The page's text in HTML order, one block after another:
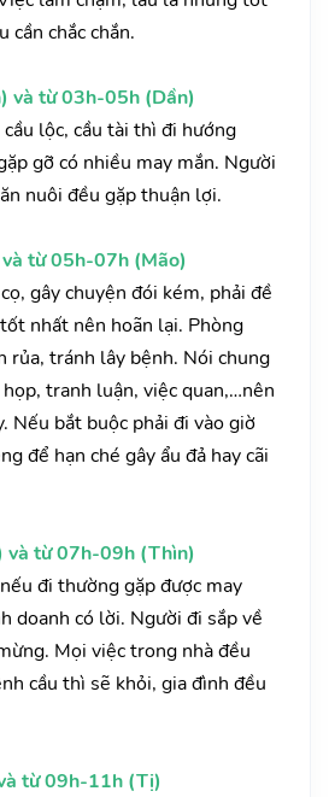
cần chắc chắn.
và từ 03h-05h (Dần)
lộc, cầu tài thì đi hướng
gỡ có nhiều may mắn. Người
nuôi đều gặp thuận lợi.
từ 05h-07h (Mão)
gây chuyện đói kém, phải đề
nhất nên hoãn lại. Phòng
rủa, tránh lây bệnh. Nói chung
tranh luận, việc quan,…nên
Nếu bắt buộc phải đi vào giờ
để hạn ché gây ẩu đả hay cãi
từ 07h-09h (Thìn)
đi thường gặp được may
doanh có lời. Người đi sắp về
Mọi việc trong nhà đều
cầu thì sẽ khỏi, gia đình đều
từ 09h-11h (Tị)